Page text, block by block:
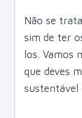
Não se
sim de ter
los. Vamos
que deves
sustentável